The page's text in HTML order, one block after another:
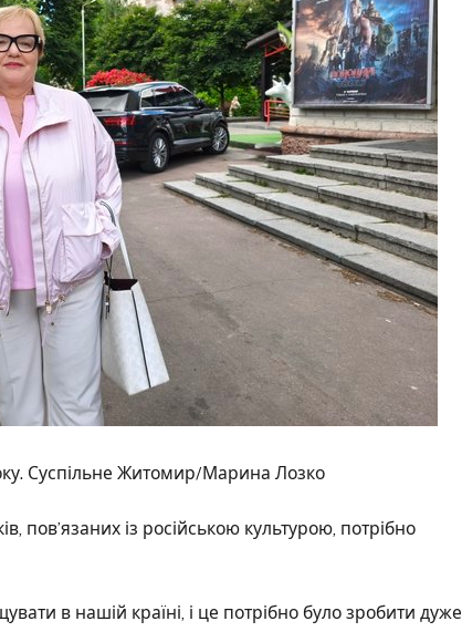
Суспільне Житомир/Марина Лозко
пов’язаних із російською культурою, потрібно
в нашій країні, і це потрібно було зробити дуже